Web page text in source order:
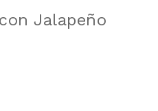
Jalapeño